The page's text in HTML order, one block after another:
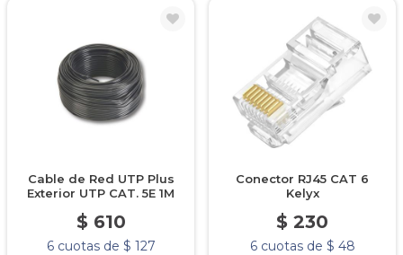
Cable de Red UTP Plus
Exterior UTP CAT. 5E 1M
$ 610
6 cuotas de $ 127
Conector RJ45 CAT 6
Kelyx
$ 230
6 cuotas de $ 48